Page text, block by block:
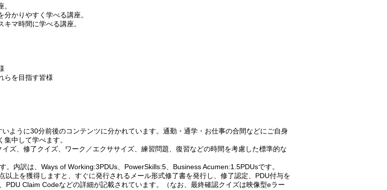
かりやすく学べる講座。
マ時間に学べる講座。
らを目指す皆様
ように30分前後のコンテンツに分かれています。通勤・通学・お仕事の合間などにご自身
中して学べます。
ズ、修了クイズ、ワーク／エクササイズ、練習問題、復習などの時間を考慮した標準的な
内訳は、Ways of Working:3PDUs、PowerSkills:5、Business Acumen:1.5PDUsです。
上を獲得しますと、すぐに発行されるメール形式修了書を発行し、修了認定、PDU付与を
PDU Claim Codeなどの詳細が記載されています。（なお、最終確認クイズは映像型eラー